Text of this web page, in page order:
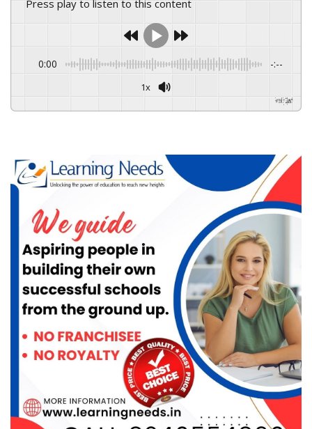
Press play to listen to this content
0:00 -:--
1x
GSpeech